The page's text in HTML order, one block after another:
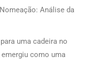
Análise da
uma cadeira no
emergiu como uma